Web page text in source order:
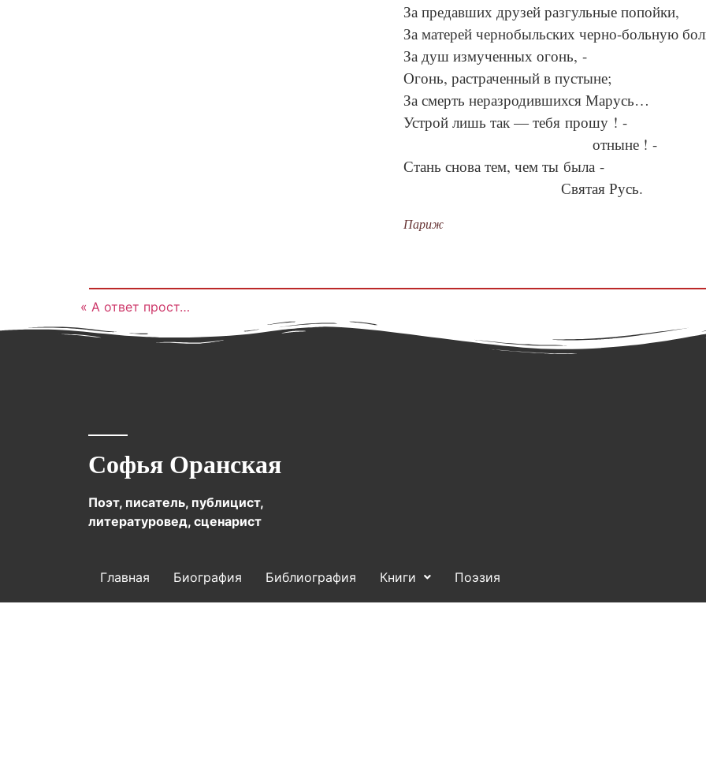
За предавших друзей разгульные попойки,
За матерей чернобыльских черно-больную
За душ измученных огонь, -
Огонь, растраченный в пустыне;
За смерть неразродившихся Марусь…
Устрой лишь так — тебя прошу ! -
отныне ! -
Стань снова тем, чем ты была -
Святая Русь.
Париж
« А ответ прост…
Софья Оранская
Поэт, писатель, публицист,
литературовед, сценарист
Главная Биография Библиография Книги Поэзия